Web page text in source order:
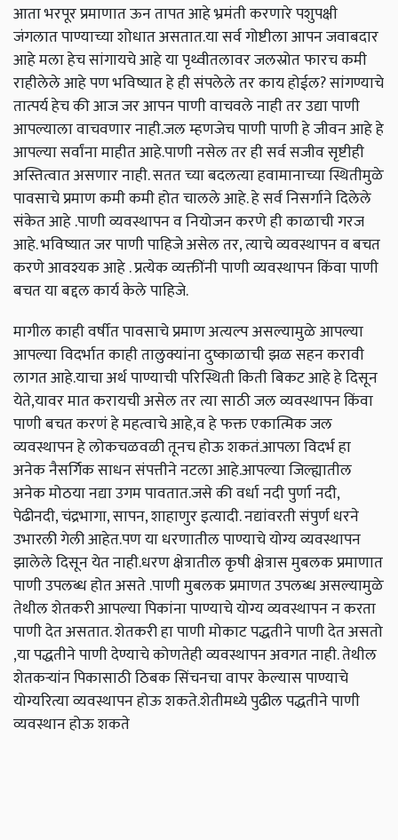
आता भरपूर प्रमाणात ऊन तापत आहे भ्रमंती करणारे पशुपक्षी
जंगलात पाण्याच्या शोधात असतात.या सर्व गोष्टीला आपन जवाबदार
आहे मला हेच सांगायचे आहे या पृथ्वीतलावर जलस्रोत फारच कमी
राहीलेले आहे पण भविष्यात हे ही संपलेले तर काय होईल? सांगण्याचे
तात्पर्य हेच की आज जर आपन पाणी वाचवले नाही तर उद्या पाणी
आपल्याला वाचवणार नाही.जल म्हणजेच पाणी पाणी हे जीवन आहे हे
आपल्या सर्वांना माहीत आहे.पाणी नसेल तर ही सर्व सजीव सृष्टीही
अस्तित्वात असणार नाही. सतत च्या बदलत्या हवामानाच्या स्थितीमुळे
पावसाचे प्रमाण कमी कमी होत चालले आहे. हे सर्व निसर्गाने दिलेले
संकेत आहे .पाणी व्यवस्थापन व नियोजन करणे ही काळाची गरज
आहे. भविष्यात जर पाणी पाहिजे असेल तर, त्याचे व्यवस्थापन व बचत
करणे आवश्यक आहे . प्रत्येक व्यक्तींनी पाणी व्यवस्थापन किंवा पाणी
बचत या बद्दल कार्य केले पाहिजे.
मागील काही वर्षीत पावसाचे प्रमाण अत्यल्प असल्यामुळे आपल्या
आपल्या विदर्भात काही तालुक्यांना दुष्काळाची झळ सहन करावी
लागत आहे.याचा अर्थ पाण्याची परिस्थिती किती बिकट आहे हे दिसून
येते,यावर मात करायची असेल तर त्या साठी जल व्यवस्थापन किंवा
पाणी बचत करणं हे महत्वाचे आहे,व हे फक्त एकात्मिक जल
व्यवस्थापन हे लोकचळवळी तूनच होऊ शकतं.आपला विदर्भ हा
अनेक नैसर्गिक साधन संपत्तीने नटला आहे.आपल्या जिल्ह्यातील
अनेक मोठया नद्या उगम पावतात.जसे की वर्धा नदी पुर्णा नदी,
पेढीनदी, चंद्रभागा, सापन, शाहाणुर इत्यादी. नद्यांवरती संपुर्ण धरने
उभारली गेली आहेत.पण या धरणातील पाण्याचे योग्य व्यवस्थापन
झालेले दिसून येत नाही.धरण क्षेत्रातील कृषी क्षेत्रास मुबलक प्रमाणात
पाणी उपलब्ध होत असते .पाणी मुबलक प्रमाणत उपलब्ध असल्यामुळे
तेथील शेतकरी आपल्या पिकांना पाण्याचे योग्य व्यवस्थापन न करता
पाणी देत असतात. शेतकरी हा पाणी मोकाट पद्धतीने पाणी देत असतो
,या पद्धतीने पाणी देण्याचे कोणतेही व्यवस्थापन अवगत नाही. तेथील
शेतकऱ्यांन पिकासाठी ठिबक सिंचनचा वापर केल्यास पाण्याचे
योग्यरित्या व्यवस्थापन होऊ शकते.शेतीमध्ये पुढील पद्धतीने पाणी
व्यवस्थान होऊ शकते